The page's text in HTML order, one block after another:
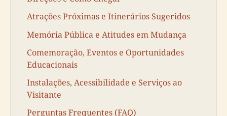
Atrações Próximas e Itinerários Sugeridos
Memória Pública e Atitudes em Mudança
Comemoração, Eventos e Oportunidades
Educacionais
Instalações, Acessibilidade e Serviços ao
Visitante
Perguntas Frequentes (FAQ)